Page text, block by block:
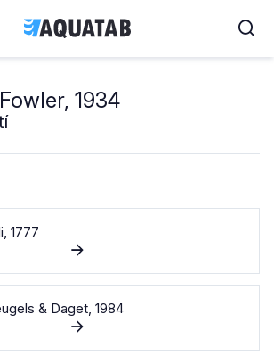
1934
1777
& Daget, 1984